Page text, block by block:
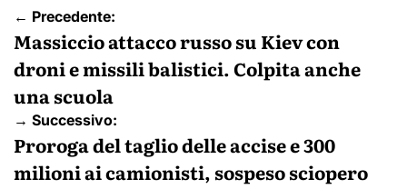
Navigazione
articoli
← Precedente:
Massiccio attacco russo su Kiev con
droni e missili balistici. Colpita anche
una scuola
→ Successivo:
Proroga del taglio delle accise e 300
milioni ai camionisti, sospeso sciopero